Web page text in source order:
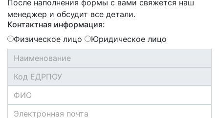
После наполнения формы с вами свяжется наш
менеджер и обсудит все детали.
Контактная информация:
Физическое лицо
Юридическое лицо